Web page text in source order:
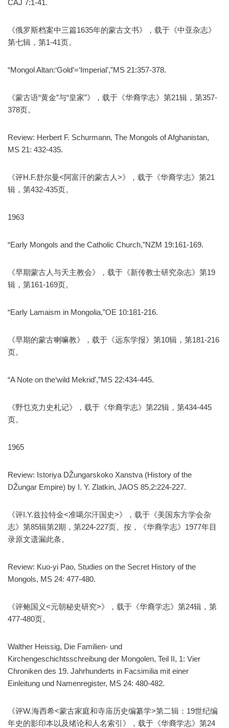
CAJ 7:1-41.
《俄罗斯档案中三篇1635年的蒙古文书》，载于《中亚杂志》
第七辑，第1-41页。
“Mongol Altan:‘Gold’=‘Imperial’,”MS 21:357-378.
《蒙古语“黄金”与“皇家”》，载于《华裔学志》第21辑，第357-
378页。
Review: Herbert F. Schurmann, The Mongols of Afghanistan,
MS 21: 432-435.
《评H.F.舒尔曼<阿富汗的蒙古人>》，载于《华裔学志》第21
辑，第432-435页。
1963
“Early Mongols and the Catholic Church,”NZM 19:161-169.
《早期蒙古人与天主教会》，载于《新传教士研究杂志》第19
辑，第161-169页。
“Early Lamaism in Mongolia,”OE 10:181-216.
《早期的蒙古喇嘛教》，载于《远东学报》第10辑，第181-216
页。
“A Note on the‘wild Mekrid’,”MS 22:434-445.
《野乜克力史札记》，载于《华裔学志》第22辑，第434-445
页。
1965
Review: Istoriya DŽungarskoko Xanstva (History of the
DŽungar Empire) by I. Y. Zlatkin, JAOS 85,2:224-227.
《评I.Y.兹拉特金<准噶尔汗国史>》，载于《美国东方学会杂
志》第85辑第2期，第224-227页。按，《华裔学志》1977年目
录原文遗漏此条。
Review: Kuo-yi Pao, Studies on the Secret History of the
Mongols, MS 24: 477-480.
《评鲍国义<元朝秘史研究>》，载于《华裔学志》第24辑，第
477-480页。
Walther Heissig, Die Familien- und
Kirchengeschichtsschreibung der Mongolen, Teil II, 1: Vier
Chroniken des 19. Jahrhunderts in Facsimilia mit einer
Einleitung und Namenregister, MS 24: 480-482.
《评W.海西希<蒙古家庭和寺庙历史编纂学>第二辑：19世纪编
年史的影印本以及绪论和人名索引》，载于《华裔学志》第24